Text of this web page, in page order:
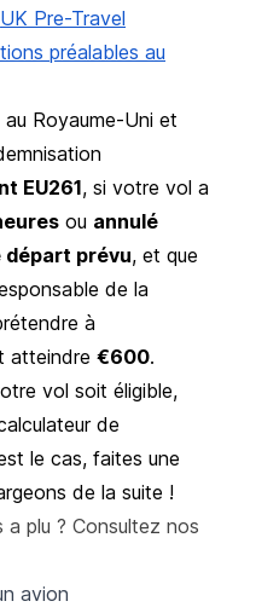
UK Pre-Travel
préalables au
Royaume-Uni et
EU261, si votre vol a
ou annulé
départ prévu, et que
de la
à
atteindre €600.
vol soit éligible,
de
le cas, faites une
de la suite !
plu ? Consultez nos
avion